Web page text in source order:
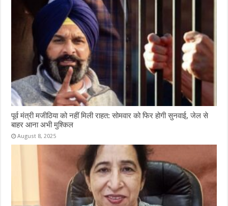
पूर्व मंत्री मजीठिया को नहीं मिली राहत: सोमवार को फिर होगी सुनवाई, जेल से
बाहर आना अभी मुश्किल
August 8, 2025